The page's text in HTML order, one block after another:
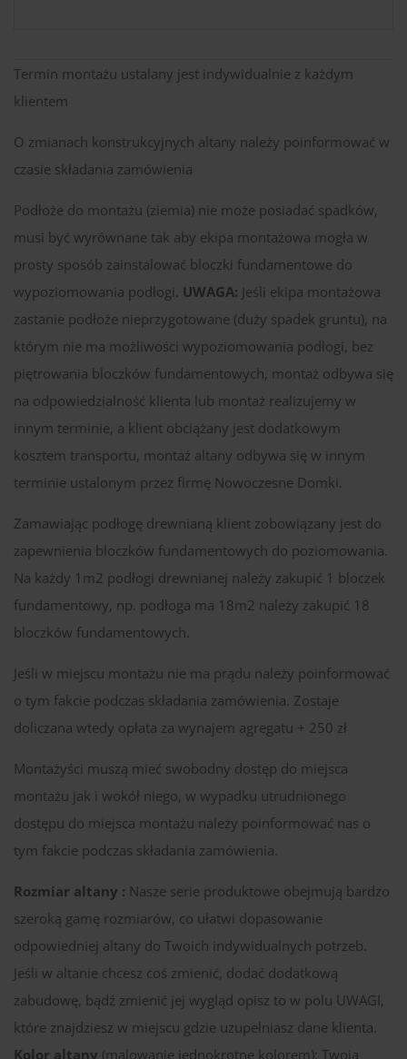
Termin montażu ustalany jest indywidualnie z każdym
klientem
O zmianach konstrukcyjnych altany należy poinformować w
czasie składania zamówienia
Podłoże do montażu (ziemia) nie może posiadać spadków,
musi być wyrównane tak aby ekipa montażowa mogła w
prosty sposób zainstalować bloczki fundamentowe do
wypoziomowania podłogi. UWAGA: Jeśli ekipa montażowa
zastanie podłoże nieprzygotowane (duży spadek gruntu), na
którym nie ma możliwości wypoziomowania podłogi, bez
piętrowania bloczków fundamentowych, montaż odbywa się
na odpowiedzialność klienta lub montaż realizujemy w
innym terminie, a klient obciążany jest dodatkowym
kosztem transportu, montaż altany odbywa się w innym
terminie ustalonym przez firmę Nowoczesne Domki.
Zamawiając podłogę drewnianą klient zobowiązany jest do
zapewnienia bloczków fundamentowych do poziomowania.
Na każdy 1m2 podłogi drewnianej należy zakupić 1 bloczek
fundamentowy, np. podłoga ma 18m2 należy zakupić 18
bloczków fundamentowych.
Jeśli w miejscu montażu nie ma prądu należy poinformować
o tym fakcie podczas składania zamówienia. Zostaje
doliczana wtedy opłata za wynajem agregatu + 250 zł
Montażyści muszą mieć swobodny dostęp do miejsca
montażu jak i wokół niego, w wypadku utrudnionego
dostępu do miejsca montażu należy poinformować nas o
tym fakcie podczas składania zamówienia.
Rozmiar altany : Nasze serie produktowe obejmują bardzo
szeroką gamę rozmiarów, co ułatwi dopasowanie
odpowiedniej altany do Twoich indywidualnych potrzeb.
Jeśli w altanie chcesz coś zmienić, dodać dodatkową
zabudowę, bądź zmienić jej wygląd opisz to w polu UWAGI,
które znajdziesz w miejscu gdzie uzupełniasz dane klienta.
Kolor altany (malowanie jednokrotne kolorem): Twoją